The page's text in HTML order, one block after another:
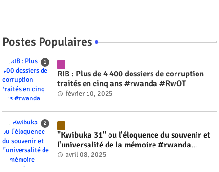
Postes Populaires
RIB : Plus de 4 400 dossiers de corruption
traités en cinq ans #rwanda #RwOT
février 10, 2025
"Kwibuka 31" ou l'éloquence du souvenir et
l'universalité de la mémoire #rwanda
#RwOT
avril 08, 2025